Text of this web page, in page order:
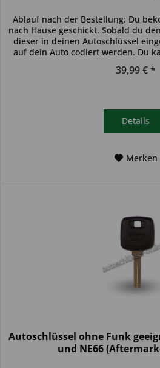
Ablauf nach der Bestellung: Du
nach Hause geschickt. Sobald du
dieser in deinen Autoschlüssel
auf dein Auto codiert werden. Du
39,99 € *
Details
Merken
Autoschlüssel ohne Funk
und NE66